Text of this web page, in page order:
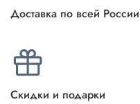
Доставка по всей России
Скидки и подарки